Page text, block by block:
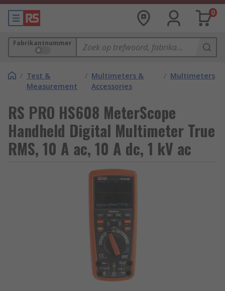
0
Fabrikantnummer
/ Test &
Measurement
/ Multimeters &
Accessories
/ Multimeters
RS PRO HS608 MeterScope
Handheld Digital Multimeter True
RMS, 10 A ac, 10 A dc, 1 kV ac